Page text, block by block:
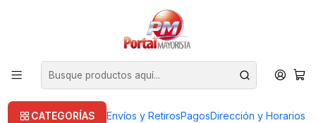
CATEGORÍAS Envíos y RetirosPagosDirección y Horarios